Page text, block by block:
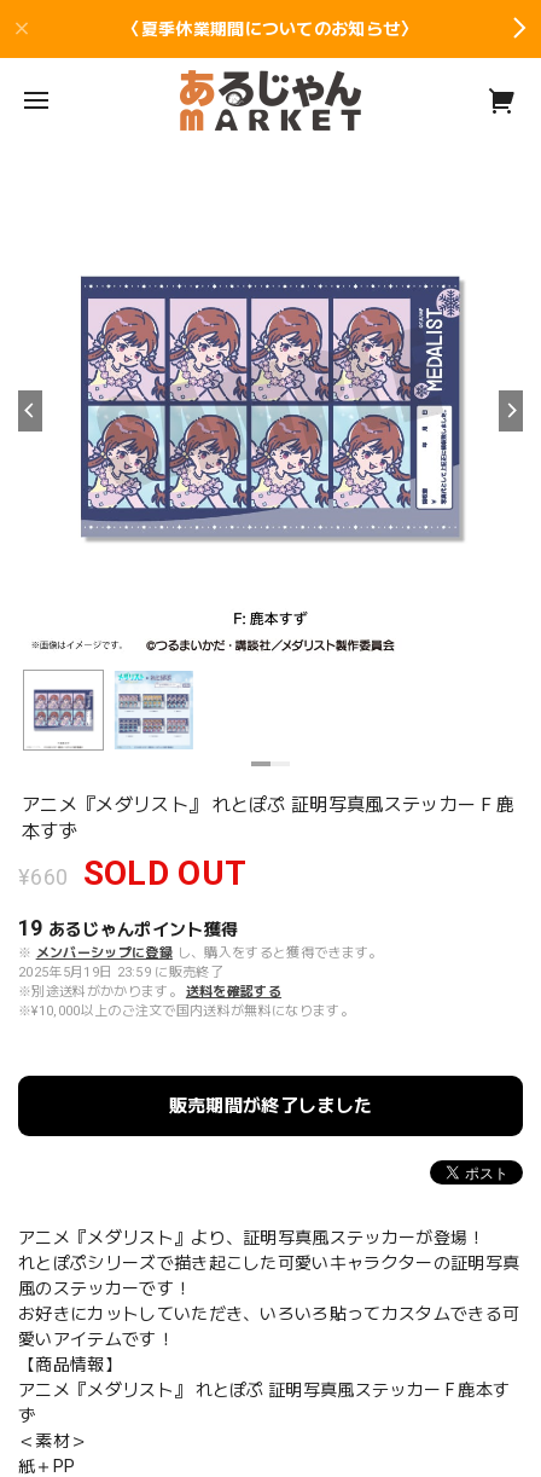
〈夏季休業期間についてのお知らせ〉
アニメ『メダリスト』 れとぽぷ 証明写真風ステッカー F 鹿
本すず
¥660 SOLD OUT
19 あるじゃんポイント獲得
※ メンバーシップに登録 し、購入をすると獲得できます。
2025年5月19日 23:59 に販売終了
※別途送料がかかります。
送料を確認する
※¥10,000以上のご注文で国内送料が無料になります。
販売期間が終了しました
アニメ『メダリスト』より、証明写真風ステッカーが登場！
れとぽぷシリーズで描き起こした可愛いキャラクターの証明写真
風のステッカーです！
お好きにカットしていただき、いろいろ貼ってカスタムできる可
愛いアイテムです！
【商品情報】
アニメ『メダリスト』 れとぽぷ 証明写真風ステッカー F 鹿本す
ず
＜素材＞
紙＋PP